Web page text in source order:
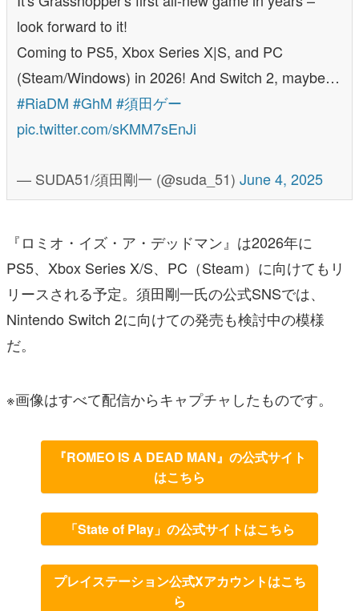
look forward to it!
Coming to PS5, Xbox Series X|S, and PC
(Steam/Windows) in 2026! And Switch 2, maybe…
#RiaDM #GhM #須田ゲー
pic.twitter.com/sKMM7sEnJi
— SUDA51/須田剛一 (@suda_51) June 4, 2025
『ロミオ・イズ・ア・デッドマン』は2026年に
PS5、Xbox Series X/S、PC（Steam）に向けてもリ
リースされる予定。須田剛一氏の公式SNSでは、
Nintendo Switch 2に向けての発売も検討中の模様
だ。
※画像はすべて配信からキャプチャしたものです。
『ROMEO IS A DEAD MAN』の公式サイト
はこちら
「State of Play」の公式サイトはこちら
プレイステーション公式Xアカウントはこち
ら